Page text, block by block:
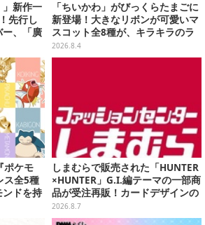
」新作一
先行し
ー、「廣
ィギュ
「ちいかわ」がびっくらたまごに
新登場！大きなリボンが可愛いマ
スコット全8種が、キラキラのラ
メ入り入浴剤から飛び出す
2026.8.4
ポケモ
ス全5種
ンドを持
グ
しまむらで販売された「HUNTER
×HUNTER」G.I.編テーマの一部商
品が受注再販！カードデザインの
キーホルダーや、キルアたちのセ
リフ付ソックスなど
2026.8.7